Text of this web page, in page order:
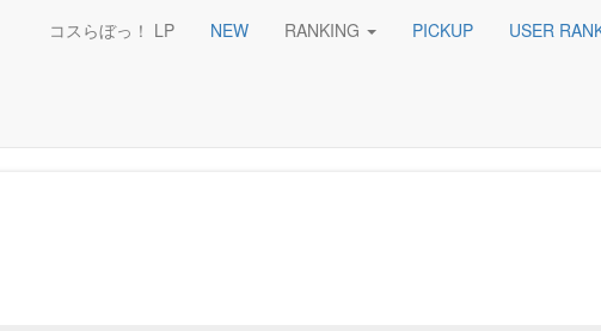
コスらぼっ！ LP NEW RANKING PICKUP USER